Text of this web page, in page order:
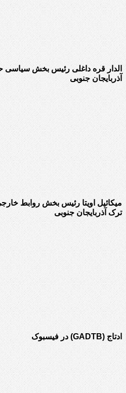
الدار قره داغلی رئیس بخش سیاسی
آذربایجان جنوبی
میکائیل اویتا رئیس بخش روابط
ترک آذربایجان جنوبی
ادتاج (GADTB) در فیسبوک